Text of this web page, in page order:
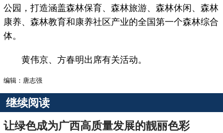
公园，打造涵盖森林保育、森林旅游、森林休闲、森林
康养、森林教育和康养社区产业的全国第一个森林综合
体。
黄伟京、方春明出席有关活动。
编辑：唐志强
继续阅读
让绿色成为广西高质量发展的靓丽色彩